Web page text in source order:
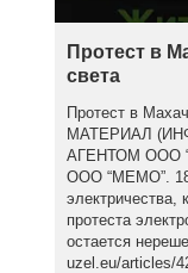
Протест в
света
Протест в
МАТЕРИАЛ
АГЕНТОМ ООО
ООО “МЕМО”.
электричества,
протеста
остается
uzel.eu/articles/